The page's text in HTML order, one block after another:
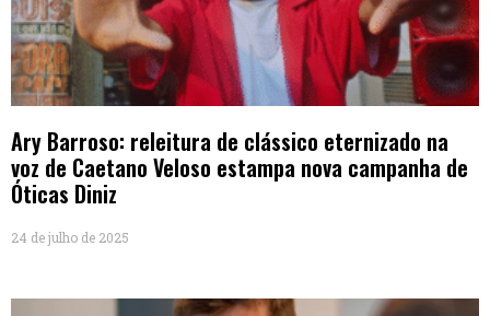
Ary Barroso: releitura de clássico eternizado na
voz de Caetano Veloso estampa nova campanha de
Óticas Diniz
24 de julho de 2025